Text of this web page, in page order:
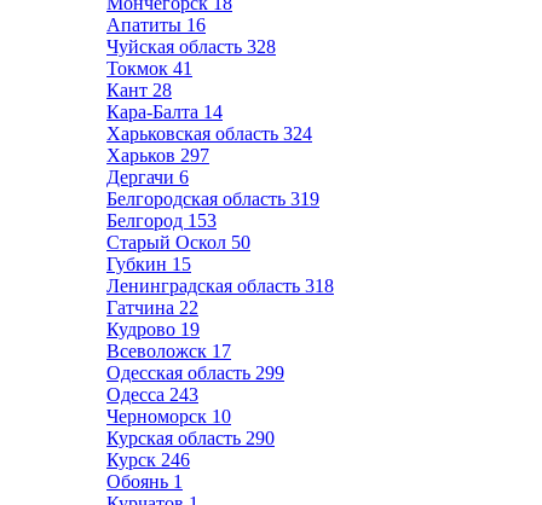
Апатиты 16
Чуйская область 328
Токмок 41
Кант 28
Кара-Балта 14
Харьковская область 324
Харьков 297
Дергачи 6
Белгородская область 319
Белгород 153
Старый Оскол 50
Губкин 15
Ленинградская область 318
Гатчина 22
Кудрово 19
Всеволожск 17
Одесская область 299
Одесса 243
Черноморск 10
Курская область 290
Курск 246
Обоянь 1